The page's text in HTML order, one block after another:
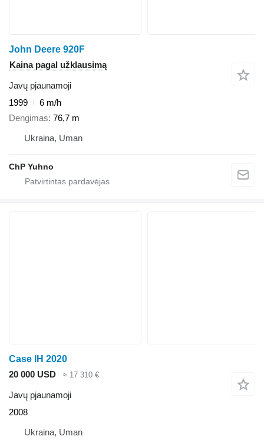
John Deere 920F
Kaina pagal užklausimą
Javų pjaunamoji
1999
6 m/h
Dengimas 76,7 m
Ukraina, Uman
ChP Yuhno
Case IH 2020
20 000 USD
≈ 17 310 €
Javų pjaunamoji
2008
Ukraina, Uman